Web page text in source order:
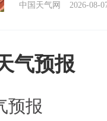
中国天气网 2026-08-
气预报
预报